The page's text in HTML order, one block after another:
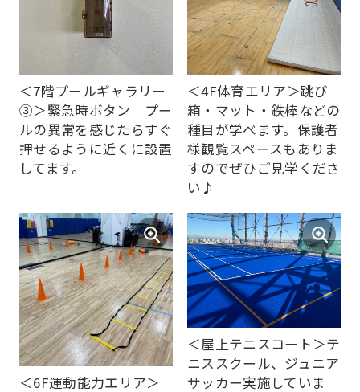
＜7階プールギャラリー
③＞緊急時ボタン プー
ルの異常を感じたらすぐ
押せるように近くに設置
してます。
＜4F体育エリア＞跳び
箱・マット・鉄棒などの
種目が学べます。保護者
様観覧スペースもありま
すのでぜひご見学くださ
い♪
＜6F運動能力エリア＞
＜屋上テニスコート＞テ
ニススクール、ジュニア
サッカー実施していま
service,
the
Japanese
version
of
this
website
will
be
translated
mechanically,
so
it
may
not